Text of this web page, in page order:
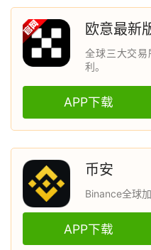
欧意最新
全球三大交
利。
APP下载
币安
Binance全球
APP下载